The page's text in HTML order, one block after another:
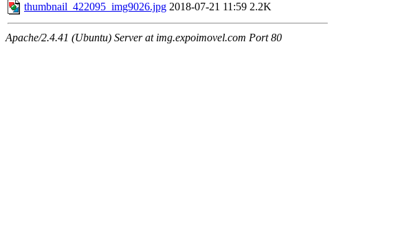
thumbnail_422095_img9026.jpg 2018-07-21 11:59 2.2K
Apache/2.4.41 (Ubuntu) Server at img.expoimovel.com Port 80